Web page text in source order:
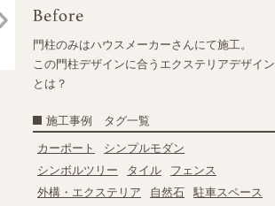
門柱のみはハウスメーカーさんにて施工。
この門柱デザインに合うエクステリアデザイン
とは？
施工事例 タグ一覧
カーポート
シンプルモダン
シンボルツリー
タイル
フェンス
外構・エクステリア
自然石 駐車スペース